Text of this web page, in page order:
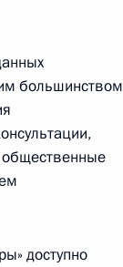
большинством
общественные
доступно